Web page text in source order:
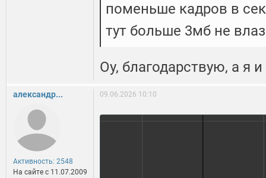
поменьше кадров в
тут больше 3мб не
Оу, благодарствую, а я
александр...
Активность: 2548
На сайте c 11.07.2009
09.06.2026 10:10